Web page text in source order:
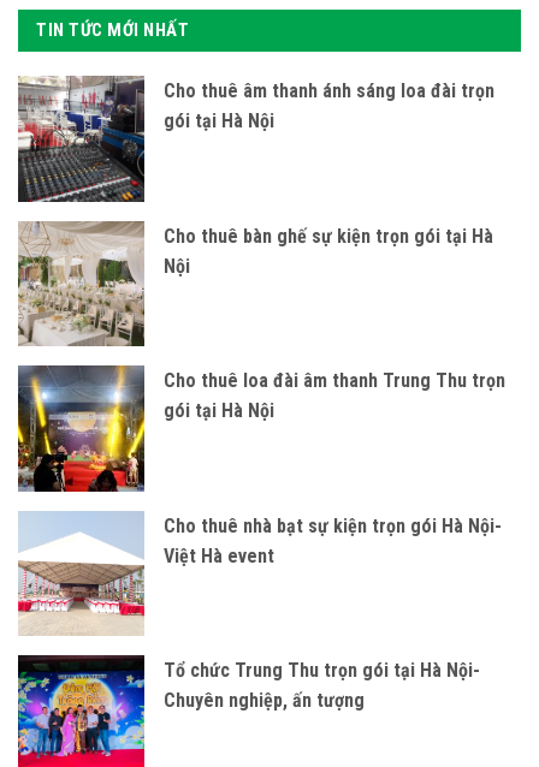
TIN TỨC MỚI NHẤT
Cho thuê âm thanh ánh sáng loa đài trọn
gói tại Hà Nội
Cho thuê bàn ghế sự kiện trọn gói tại Hà
Nội
Cho thuê loa đài âm thanh Trung Thu trọn
gói tại Hà Nội
Cho thuê nhà bạt sự kiện trọn gói Hà Nội-
Việt Hà event
Tổ chức Trung Thu trọn gói tại Hà Nội-
Chuyên nghiệp, ấn tượng